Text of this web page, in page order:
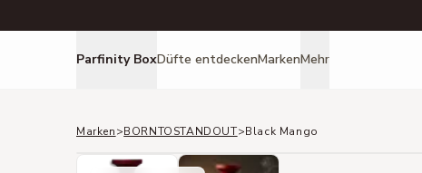
Parfinity BoxDüfte entdeckenMarkenMehr
Marken>BORNTOSTANDOUT>Black Mango